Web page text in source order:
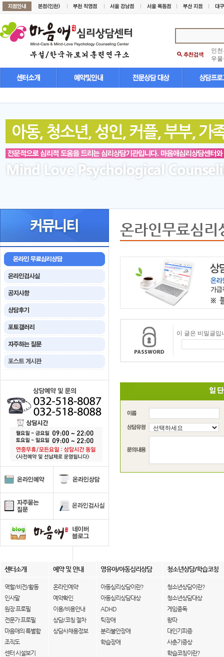
인
우
온라인무료심리
이 글은 비밀글입
센터소개 예약 및 안내 영유아/아동심리상담 청소년상담/학습코칭
역할/비전/활동
인사말
원장 프로필
전문가 프로필
마음애의 특별함
조직도
센터 시설보기
온라인예약
예약확인
이용/비용안내
상담/코칭 절차
상담사채용정보
아동심리상담이란?
아동심리상담대상
ADHD
틱장애
분리불안장애
학습장애
청소년상담이란?
청소년상담대상
게임중독
왕따
대인기피증
사춘기증상
학습코칭이란?